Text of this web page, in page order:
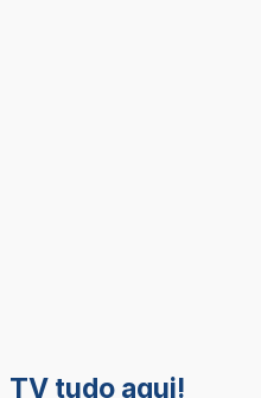
TV tudo aqui!